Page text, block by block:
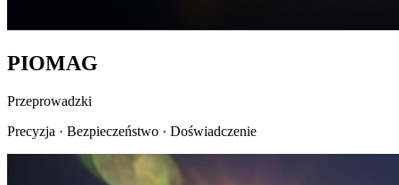
PIOMAG
Przeprowadzki
Precyzja · Bezpieczeństwo · Doświadczenie